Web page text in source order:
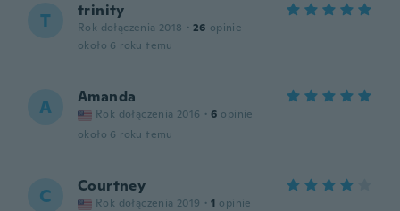
T trinity
Rok dołączenia 2018 · 26 opinie
około 6 roku temu
A Amanda
Rok dołączenia 2016 · 6 opinie
około 6 roku temu
C Courtney
Rok dołączenia 2019 · 1 opinie